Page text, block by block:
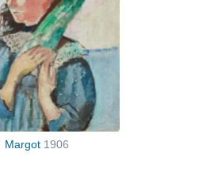
Margot 1906